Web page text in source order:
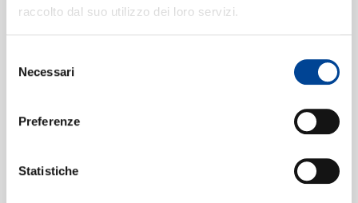
raccolto dal suo utilizzo dei loro servizi.
delNecessari
Preferenze
Statistiche
Dolby Atmos
IG 3